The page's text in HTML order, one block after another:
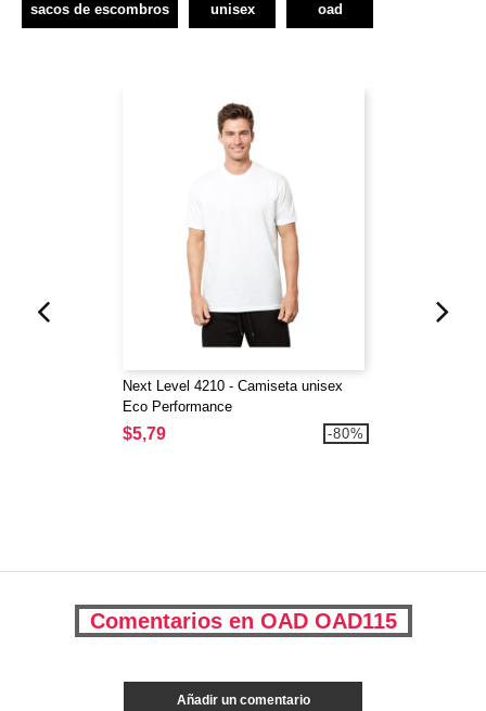
sacos de escombros unisex oad
Next Level 4210 - Camiseta unisex
Eco Performance
$5,79 -80%
Comentarios en OAD OAD115
Añadir un comentario